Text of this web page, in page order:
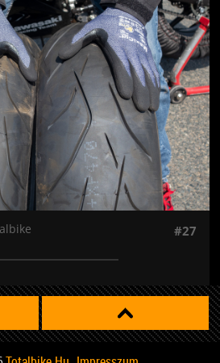
még kép!
#27